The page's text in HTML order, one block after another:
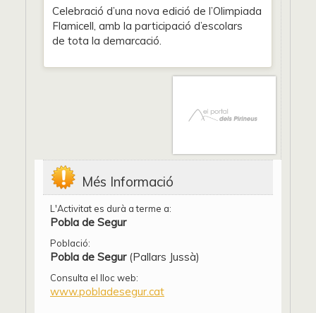
Celebració d’una nova edició de l’Olimpiada
Flamicell, amb la participació d’escolars
de tota la demarcació.
Més Informació
L'Activitat es durà a terme a:
Pobla de Segur
Població:
Pobla de Segur(Pallars Jussà)
Consulta el lloc web:
www.pobladesegur.cat